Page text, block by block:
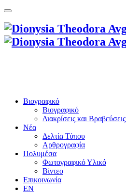
Βιογραφικό
Βιογραφικό
Διακρίσεις και Βραβεύσεις
Νέα
Δελτία Τύπου
Αρθρογραφία
Πολυμέσα
Φωτογραφικό Υλικό
Βίντεο
Επικοινωνία
EN